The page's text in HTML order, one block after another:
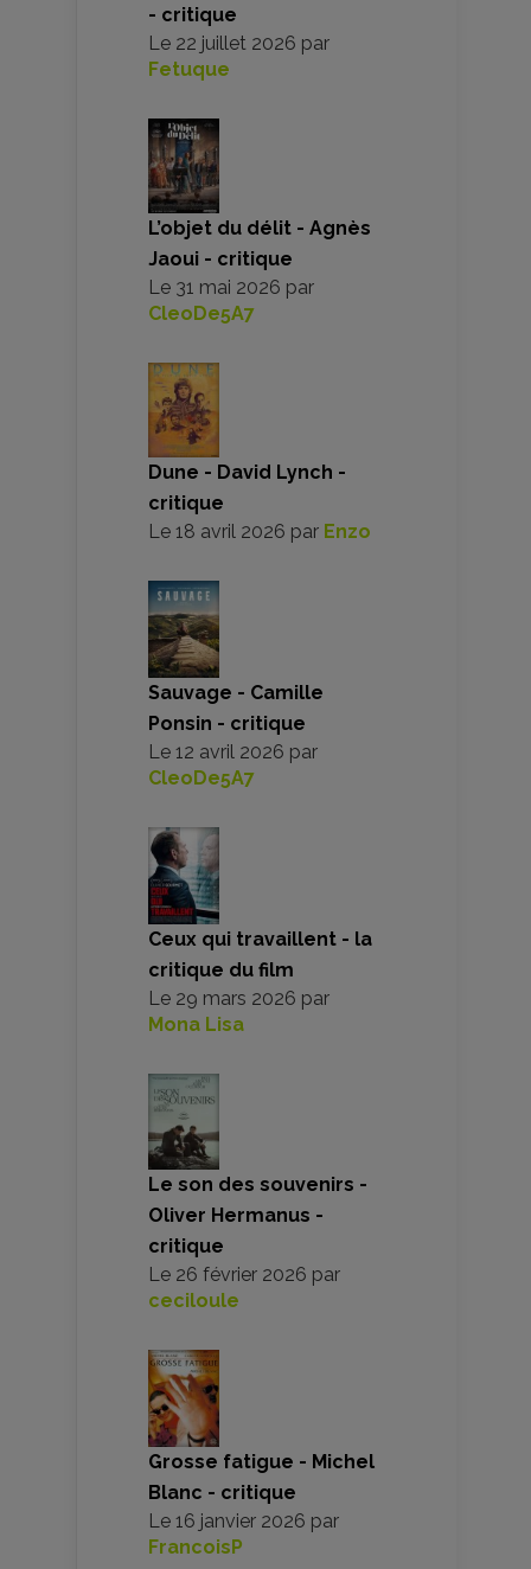
- critique
Le 22 juillet 2026 par
Fetuque
L’objet du délit - Agnès
Jaoui - critique
Le 31 mai 2026 par
CleoDe5A7
Dune - David Lynch -
critique
Le 18 avril 2026 par Enzo
Sauvage - Camille
Ponsin - critique
Le 12 avril 2026 par
CleoDe5A7
Ceux qui travaillent - la
critique du film
Le 29 mars 2026 par
Mona Lisa
Le son des souvenirs -
Oliver Hermanus -
critique
Le 26 février 2026 par
ceciloule
Grosse fatigue - Michel
Blanc - critique
Le 16 janvier 2026 par
FrancoisP